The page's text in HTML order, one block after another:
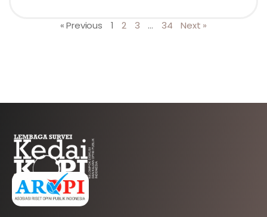
« Previous 1 2 3 … 34 Next »
AFILIASI